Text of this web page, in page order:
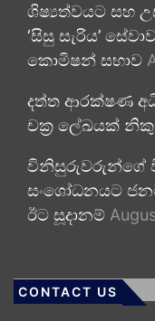
ශිෂ්‍යත්වයට සහ
‘සිසු සැරිය’
කොමිෂන් සභාව
දත්ත ආරක්ෂණ
චක්‍ර ලේඛයක්
විනිසුරුවරුන්ගේ
සංශෝධනයට
ඊට සූදානම්
CONTACT US